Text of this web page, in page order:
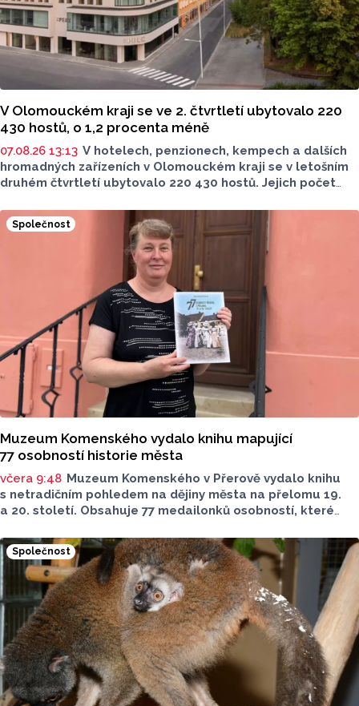
V Olomouckém kraji se ve 2. čtvrtletí ubytovalo 220
430 hostů, o 1,2 procenta méně
07.08.26 13:13 V hotelech, penzionech, kempech a dalších
hromadných zařízeních v Olomouckém kraji se v letošním
druhém čtvrtletí ubytovalo 220 430 hostů. Jejich počet
přibylo ubytovaných cizinců, kterých bylo 45 548,
meziročně o 9,1 procenta více. Naopak domácích hostů
v regionu ubylo, kraj v tomto období navštívilo 174 882
turistů, což bylo meziročně o 3,6 procenta méně. Celkový
počet přenocování v kraji klesl o 4,7 procenta. Údaje
dnes zveřejnil Český statistický úřad (ČSÚ).
Společnost
Muzeum Komenského vydalo knihu mapující
77 osobností historie města
včera 9:48 Muzeum Komenského v Přerově vydalo knihu
s netradičním pohledem na dějiny města na přelomu 19.
a 20. století. Obsahuje 77 medailonků osobností, které
jsou doplněny dobovými snímky. Podle autorky publikace
Šárky Krákorové Pajůrkové tomu předcházelo 13 let
pátrání po jejich osudech. Kniha vychází u příležitosti
letošního 770. výročí povýšení Přerova na královské město,
sdělila ČTK mluvčí radnice Lenka Chalupová.
Společnost